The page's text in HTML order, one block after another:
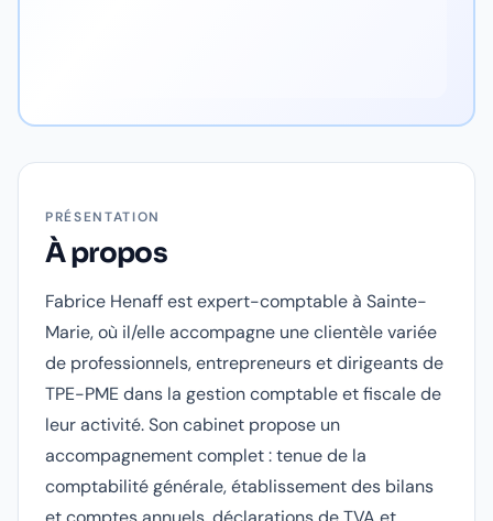
PRÉSENTATION
À propos
Fabrice Henaff est expert-comptable à Sainte-
Marie, où il/elle accompagne une clientèle variée
de professionnels, entrepreneurs et dirigeants de
TPE-PME dans la gestion comptable et fiscale de
leur activité. Son cabinet propose un
accompagnement complet : tenue de la
comptabilité générale, établissement des bilans